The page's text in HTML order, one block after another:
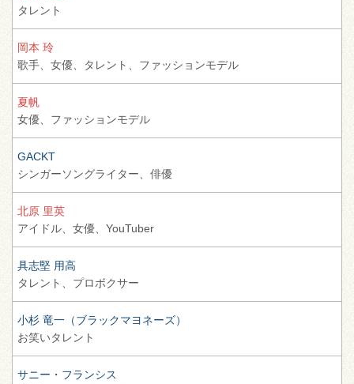
タレント
岡本 玲
歌手、 女優、 タレント、 ファッションモデル
夏帆
女優、 ファッションモデル
GACKT
シンガーソングライター、 俳優
北原 里英
アイドル、 女優、 YouTuber
具志堅 用高
タレント、 プロボクサー
小杉 竜一（ブラックマヨネーズ）
お笑いタレント
サニー・フランシス